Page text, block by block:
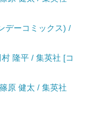
デーコミックス) /
隆平 / 集英社 [コ
原 健太 / 集英社